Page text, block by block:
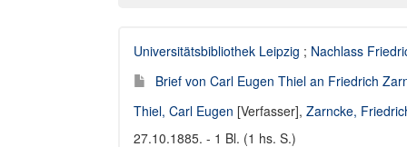
Universitätsbibliothek Leipzig ; Nachlass
Brief von Carl Eugen Thiel an Friedrich
Thiel, Carl Eugen [Verfasser], Zarncke,
27.10.1885. - 1 Bl. (1 hs. S.)